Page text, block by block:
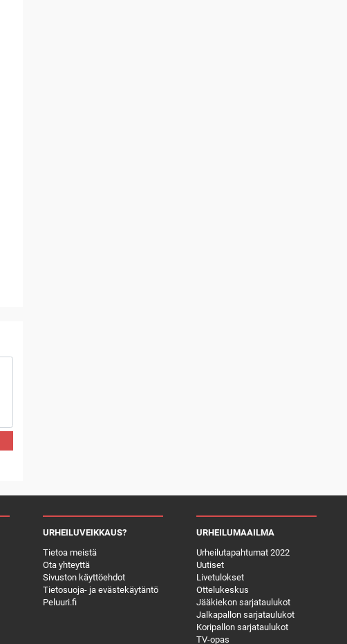
URHEILUVEIKKAUS?
Tietoa meistä
Ota yhteyttä
Sivuston käyttöehdot
Tietosuoja- ja evästekäytäntö
Peluuri.fi
URHEILUMAAILMA
Urheilutapahtumat 2022
Uutiset
Livetulokset
Ottelukeskus
Jääkiekon sarjataulukot
Jalkapallon sarjataulukot
Koripallon sarjataulukot
TV-opas